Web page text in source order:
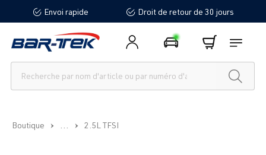
principalEnvoi rapide Droit de retour de 30 jours
Boutique ... 2.5L TFSI